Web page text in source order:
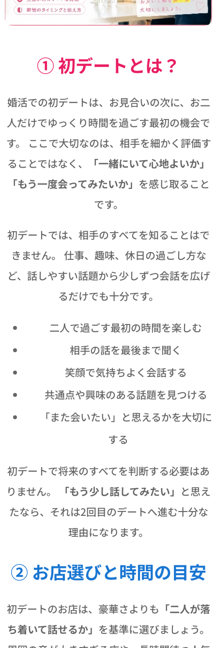
① 初デートとは？
婚活での初デートは、お見合いの次に、お二
人だけでゆっくり時間を過ごす最初の機会で
す。 ここで大切なのは、相手を細かく評価す
ることではなく、
「一緒にいて心地よいか」
「もう一度会ってみたいか」 を感じ取ること
です。
初デートでは、相手のすべてを知ることはで
きません。 仕事、趣味、休日の過ごし方な
ど、話しやすい話題から少しずつ会話を広げ
るだけでも十分です。
☕ 二人で過ごす最初の時間を楽しむ
👂 相手の話を最後まで聞く
😊 笑顔で気持ちよく会話する
🔍 共通点や興味のある話題を見つける
💕 「また会いたい」と思えるかを大切に
する
初デートで将来のすべてを判断する必要はあ
りません。
「もう少し話してみたい」 と思え
たなら、それは2回目のデートへ進む十分な
理由になります。
② お店選びと時間の目安
初デートのお店は、豪華さよりも 「二人が落
ち着いて話せるか」 を基準に選びましょう。